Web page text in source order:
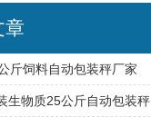
章
斤饲料自动包装秤厂家
生物质25公斤自动包装秤